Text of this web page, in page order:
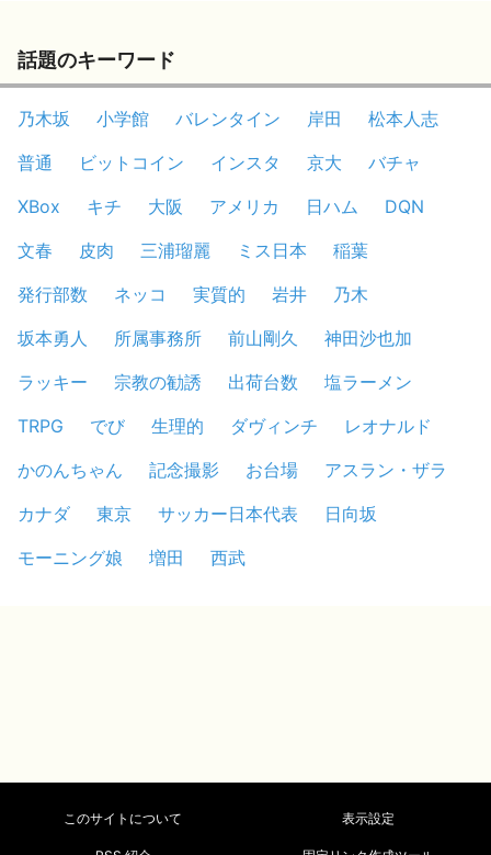
話題のキーワード
乃木坂 小学館 バレンタイン 岸田
松本人志
普通
ビットコイン インスタ 京大
バチャ
XBox
キチ 大阪 アメリカ 日ハム
DQN
文春
皮肉 三浦瑠麗 ミス日本
稲葉
発行部数
ネッコ 実質的 岩井
乃木
坂本勇人
所属事務所 前山剛久
神田沙也加
ラッキー
宗教の勧誘 出荷台数
塩ラーメン
TRPG
でび 生理的 ダヴィンチ
レオナルド
かのんちゃん
記念撮影 お台場
アスラン・ザラ
カナダ
東京 サッカー日本代表
日向坂
モーニング娘
増田 西武
このサイトについて 表示設定